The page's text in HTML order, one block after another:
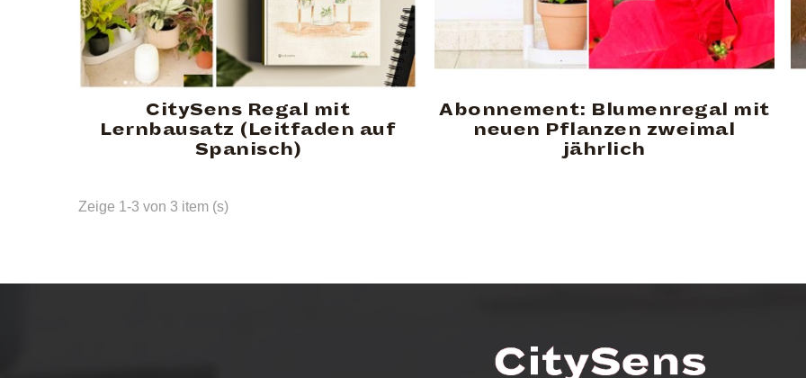
CitySens Regal mit
Lernbausatz (Leitfaden auf
Spanisch)
Abonnement: Blumenregal mit
neuen Pflanzen zweimal
jährlich
Zeige 1-3 von 3 item (s)